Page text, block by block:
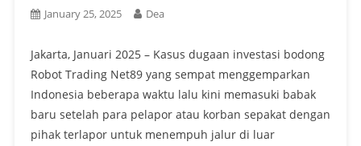
January 25, 2025 Dea
Jakarta, Januari 2025 – Kasus dugaan investasi bodong
Robot Trading Net89 yang sempat menggemparkan
Indonesia beberapa waktu lalu kini memasuki babak
baru setelah para pelapor atau korban sepakat dengan
pihak terlapor untuk menempuh jalur di luar